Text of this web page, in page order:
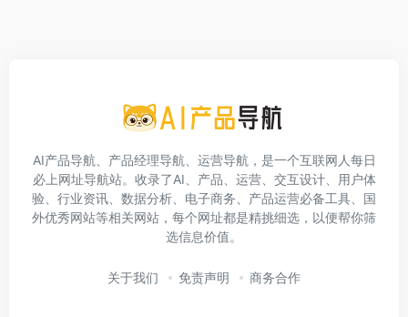
AI产品导航、产品经理导航、运营导航，是一个互联网人每日
必上网址导航站。收录了AI、产品、运营、交互设计、用户体
验、行业资讯、数据分析、电子商务、产品运营必备工具、国
外优秀网站等相关网站，每个网址都是精挑细选，以便帮你筛
选信息价值。
关于我们 免责声明 商务合作